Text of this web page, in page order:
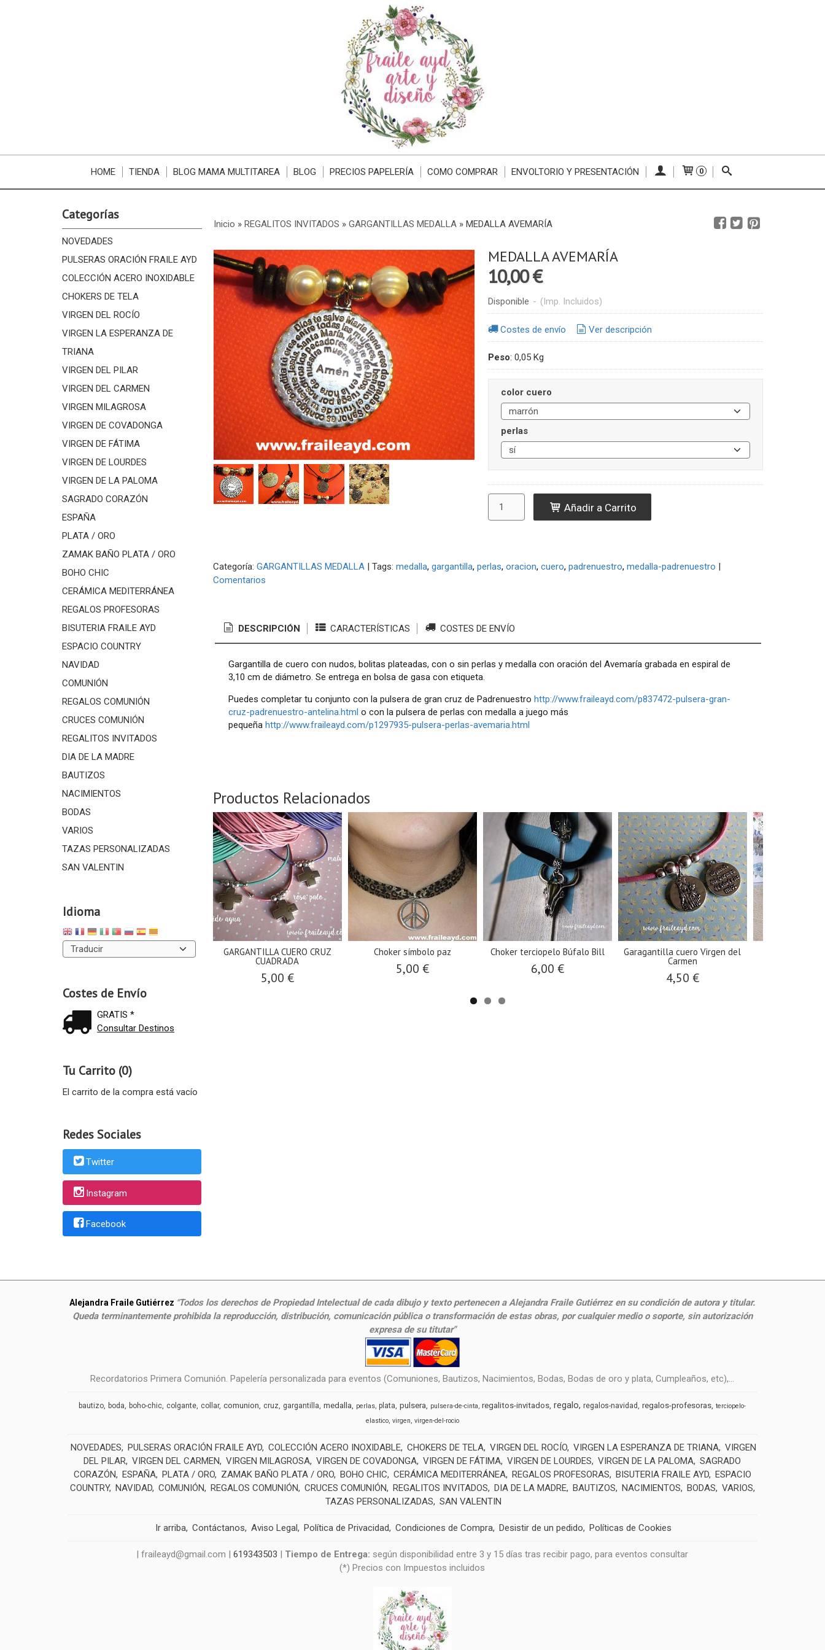
HOME TIENDA BLOG MAMA MULTITAREA BLOG PRECIOS PAPELERÍA COMO COMPRAR ENVOLTORIO Y PRESENTACIÓN 0
Categorías
NOVEDADES
PULSERAS ORACIÓN FRAILE AYD
COLECCIÓN ACERO INOXIDABLE
CHOKERS DE TELA
VIRGEN DEL ROCÍO
VIRGEN LA ESPERANZA DE
TRIANA
VIRGEN DEL PILAR
VIRGEN DEL CARMEN
VIRGEN MILAGROSA
VIRGEN DE COVADONGA
VIRGEN DE FÁTIMA
VIRGEN DE LOURDES
VIRGEN DE LA PALOMA
SAGRADO CORAZÓN
ESPAÑA
PLATA / ORO
ZAMAK BAÑO PLATA / ORO
BOHO CHIC
CERÁMICA MEDITERRÁNEA
REGALOS PROFESORAS
BISUTERIA FRAILE AYD
ESPACIO COUNTRY
NAVIDAD
COMUNIÓN
REGALOS COMUNIÓN
CRUCES COMUNIÓN
REGALITOS INVITADOS
DIA DE LA MADRE
BAUTIZOS
NACIMIENTOS
BODAS
VARIOS
TAZAS PERSONALIZADAS
SAN VALENTIN
Idioma
Costes de Envío
GRATIS *
Consultar Destinos
Tu Carrito (0)
El carrito de la compra está vacío
Redes Sociales
Twitter
Instagram
Facebook
Inicio » REGALITOS INVITADOS » GARGANTILLAS MEDALLA» MEDALLA AVEMARÍA
MEDALLA AVEMARÍA
10,00 €
Disponible - (Imp. Incluidos)
Costes de envío Ver descripción
Peso: 0,05 Kg
color cuero
perlas
Añadir a Carrito
Categoría: GARGANTILLAS MEDALLA| Tags: medalla gargantilla perlas oracion cuero padrenuestro medalla-padrenuestro |
Comentarios
DESCRIPCIÓN CARACTERÍSTICAS COSTES DE ENVÍO
Gargantilla de cuero con nudos, bolitas plateadas, con o sin perlas y medalla con oración del Avemaría grabada en espiral de
3,10 cm de diámetro. Se entrega en bolsa de gasa con etiqueta.
Puedes completar tu conjunto con la pulsera de gran cruz de Padrenuestrohttp://www.fraileayd.com/p837472-pulsera-gran-
cruz-padrenuestro-antelina.html o con la pulsera de perlas con medalla a juego más
pequeñahttp://www.fraileayd.com/p1297935-pulsera-perlas-avemaria.html
Productos Relacionados
GARGANTILLA CUERO CRUZ
CUADRADA
5,00 €
Choker símbolo paz
5,00 €
Choker terciopelo Búfalo Bill
6,00 €
Garagantilla cuero Virgen del
Carmen
4,50 €
Alejandra Fraile Gutiérrez "Todos los derechos de Propiedad Intelectual de cada dibujo y texto pertenecen a Alejandra Fraile Gutiérrez en su condición de autora y titular.
Queda terminantemente prohibida la reproducción, distribución, comunicación pública o transformación de estas obras, por cualquier medio o soporte, sin autorización
expresa de su titutar"
Recordatorios Primera Comunión. Papelería personalizada para eventos (Comuniones, Bautizos, Nacimientos, Bodas, Bodas de oro y plata, Cumpleaños, etc),...
bautizo boda boho-chic colgante collar comunion cruz gargantilla medalla perlas plata pulsera pulsera-de-cinta regalitos-invitados regalo regalos-navidad regalos-profesoras terciopelo-
elastico virgen virgen-del-rocio
NOVEDADES PULSERAS ORACIÓN FRAILE AYD COLECCIÓN ACERO INOXIDABLE CHOKERS DE TELA VIRGEN DEL ROCÍO VIRGEN LA ESPERANZA DE TRIANA VIRGEN
DEL PILAR VIRGEN DEL CARMEN VIRGEN MILAGROSA VIRGEN DE COVADONGA VIRGEN DE FÁTIMA VIRGEN DE LOURDES VIRGEN DE LA PALOMA SAGRADO
CORAZÓN
ESPAÑA PLATA / ORO ZAMAK BAÑO PLATA / ORO BOHO CHIC CERÁMICA MEDITERRÁNEA REGALOS PROFESORAS BISUTERIA FRAILE AYD ESPACIO
COUNTRY NAVIDAD COMUNIÓN REGALOS COMUNIÓN CRUCES COMUNIÓN REGALITOS INVITADOS DIA DE LA MADRE BAUTIZOS NACIMIENTOS BODAS
VARIOS
TAZAS PERSONALIZADAS
SAN VALENTIN
Ir arriba Contáctanos Aviso Legal Política de Privacidad Condiciones de Compra Desistir de un pedido Políticas de Cookies
| fraileayd@gmail.com |619343503 | Tiempo de Entrega: según disponibilidad entre 3 y 15 días tras recibir pago, para eventos consultar
(*) Precios con Impuestos incluidos